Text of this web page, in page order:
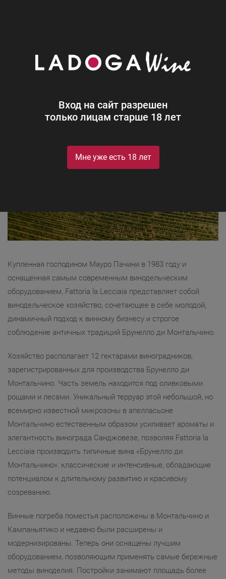
Вход на сайт разрешен
только лицам старше 18 лет
Мне уже есть 18 лет
Fattoria la Lecciaia
Купленная господином Мауро Пачини в 1983 году и
оснащенная самым современным винодельческим
оборудованием, Fattoria la Lecciaia представляет собой
винодельческое хозяйство, сочетающее в себе молодой,
динамичный подход к винному бизнесу и строгое
соблюдение античных традиций Брунелло ди Монтальчино.
Хозяйство располагает 12 гектарами виноградников,
зарегистрированных для производства Брунелло ди
Монтальчино. Часть земель находится под оливковыми
рощами и лесами. Уникальный терруар этой небольшой, но
всемирно известной микрозоны в апелласьоне
Монтальчино естественным образом усиливает ароматы и
элегантность винограда Санджовезе, позволяя Fattoria la
Lecciaia производить типичные вина «Брунелло ди
Монтальчино»: классические и интенсивные, обладающие
потенциалом к длительному развитию и красивому
созреванию.
Винные погреба поместья расположены в Монтальчино и
Кампаньятико и недавно были расширены и
модернизированы. Теперь они оснащены лучшим
оборудованием, позволяющим применять самые бережные
методы виноделия. Постройки занимают площадь более